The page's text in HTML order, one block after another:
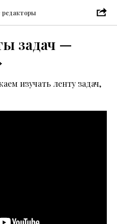
задач —
изучать ленту задач,